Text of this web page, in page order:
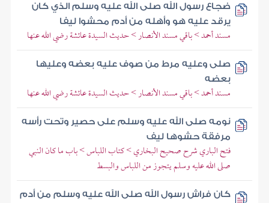
ضجاع رسول الله صلى الله عليه وسلم الذي كان
يرقد عليه هو وأهله من أدم محشوا ليفا
مسند أحمد > باقي مسند الأنصار > حديث السيدة عائشة رضي الله عنها
صلى وعليه مرط من صوف عليه بعضه وعليها
بعضه
مسند أحمد > باقي مسند الأنصار > حديث السيدة عائشة رضي الله عنها
نومه صلى الله عليه وسلم على حصير وتحت رأسه
مرفقة حشوها ليف
فتح الباري شرح صحيح البخاري > كتاب اللباس > باب ما كان النبي
صلى الله عليه وسلم يتجوز من اللباس والبسط
كان فراش رسول الله صلى الله عليه وسلم من أدم